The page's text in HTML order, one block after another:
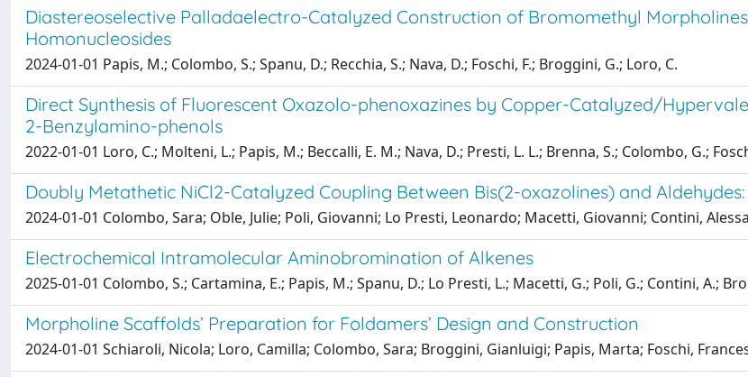
Diastereoselective Palladaelectro-Catalyzed Construction of Bromomethyl
Homonucleosides
2024-01-01 Papis, M.; Colombo, S.; Spanu, D.; Recchia, S.; Nava, D.; Foschi, F.; Broggini, G.; Loro, C.
Direct Synthesis of Fluorescent Oxazolo-phenoxazines by Copper-Catalyzed/
2-Benzylamino-phenols
2022-01-01 Loro, C.; Molteni, L.; Papis, M.; Beccalli, E. M.; Nava, D.; Presti, L. L.; Brenna, S.; Colombo, G.;
Doubly Metathetic NiCl2-Catalyzed Coupling Between Bis(2-oxazolines) and
2024-01-01 Colombo, Sara; Oble, Julie; Poli, Giovanni; Lo Presti, Leonardo; Macetti, Giovanni; Contini,
Electrochemical Intramolecular Aminobromination of Alkenes
2025-01-01 Colombo, S.; Cartamina, E.; Papis, M.; Spanu, D.; Lo Presti, L.; Macetti, G.; Poli, G.; Contini, A.;
Morpholine Scaffolds’ Preparation for Foldamers’ Design and Construction
2024-01-01 Schiaroli, Nicola; Loro, Camilla; Colombo, Sara; Broggini, Gianluigi; Papis, Marta; Foschi,